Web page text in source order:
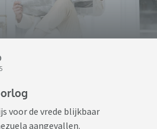
voor de vrede blijkbaar
aangevallen.